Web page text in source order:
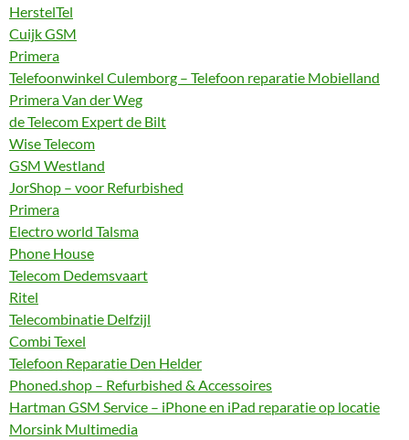
HerstelTel
Cuijk GSM
Primera
Telefoonwinkel Culemborg – Telefoon reparatie Mobielland
Primera Van der Weg
de Telecom Expert de Bilt
Wise Telecom
GSM Westland
JorShop – voor Refurbished
Primera
Electro world Talsma
Phone House
Telecom Dedemsvaart
Ritel
Telecombinatie Delfzijl
Combi Texel
Telefoon Reparatie Den Helder
Phoned.shop – Refurbished & Accessoires
Hartman GSM Service – iPhone en iPad reparatie op locatie
Morsink Multimedia